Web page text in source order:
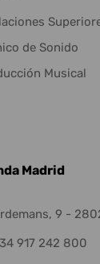
de Sonido
Musical
Madrid
9 -
917 242 800